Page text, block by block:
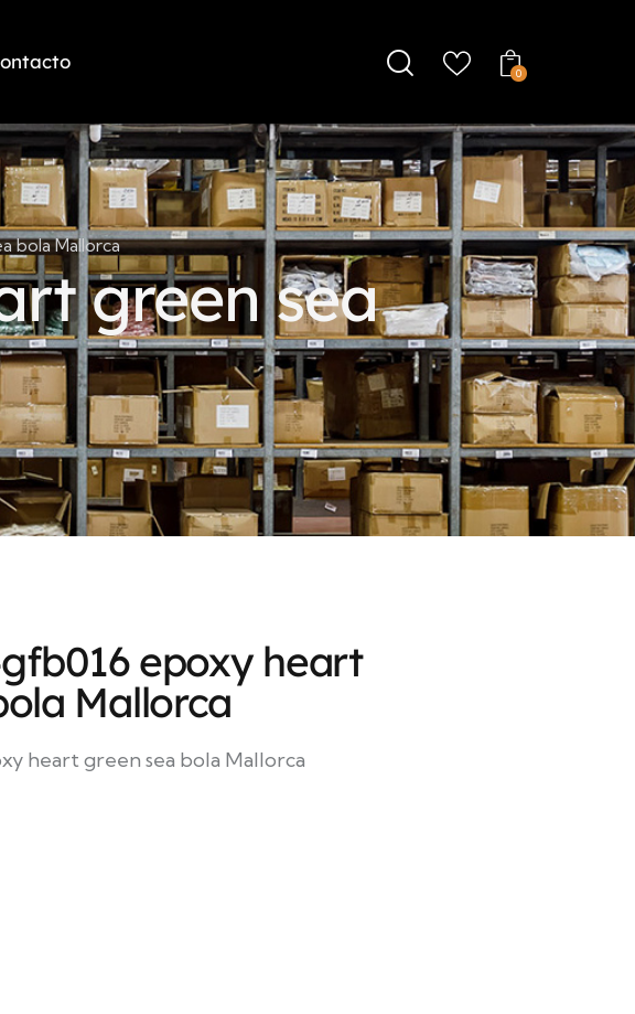
0
bola Mallorca
green sea
epoxy heart
Mallorca
heart green sea bola Mallorca